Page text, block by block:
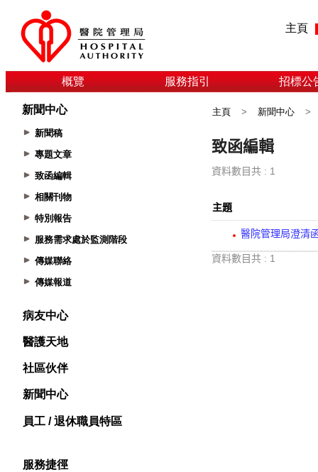
主頁
概覽 服務指引 招標公
新聞中心
新聞稿
專題文章
致函編輯
相關刊物
特別報告
服務需求處於監測階段
傳媒聯絡
傳媒報道
病友中心
醫護天地
社區伙伴
新聞中心
員工 / 退休職員特區
服務捷徑
主頁 > 新聞中心 >